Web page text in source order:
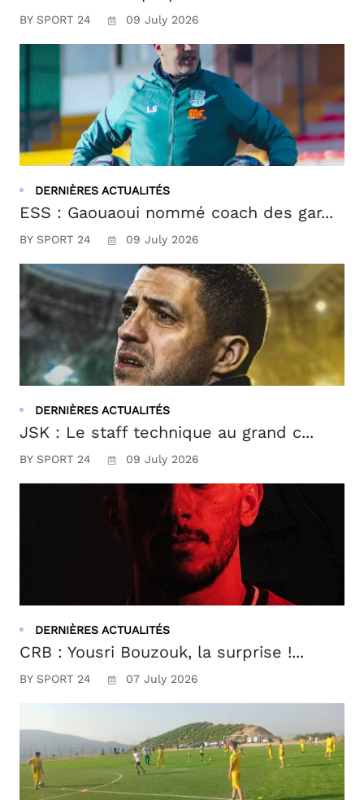
BY SPORT 24 09 July 2026
DERNIÈRES ACTUALITÉS
ESS : Gaouaoui nommé coach des gar...
BY SPORT 24 09 July 2026
DERNIÈRES ACTUALITÉS
JSK : Le staff technique au grand c...
BY SPORT 24 09 July 2026
DERNIÈRES ACTUALITÉS
CRB : Yousri Bouzouk, la surprise !...
BY SPORT 24 07 July 2026